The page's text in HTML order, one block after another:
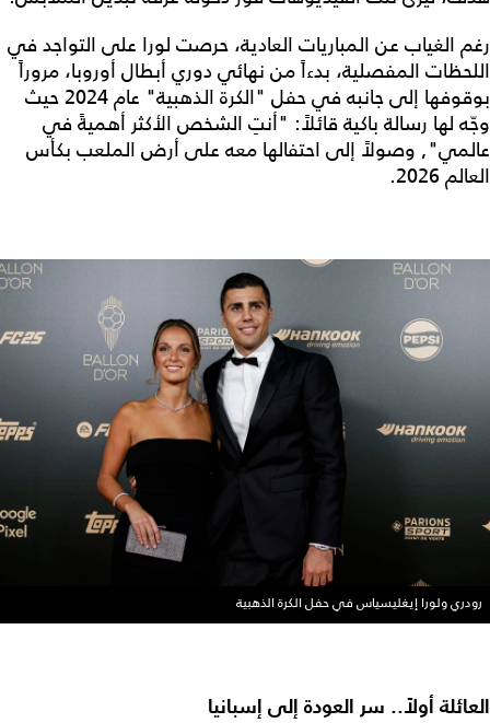
رغم الغياب عن المباريات العادية، حرصت لورا على التواجد في
اللحظات المفصلية، بدءاً من نهائي دوري أبطال أوروبا، مروراً
بوقوفها إلى جانبه في حفل "الكرة الذهبية" عام 2024 حيث
وجّه لها رسالة باكية قائلاً: "أنتِ الشخص الأكثر أهميةً في
عالمي", وصولاً إلى احتفالها معه على أرض الملعب بكأس
العالم 2026.
رودري ولورا إيغليسياس في حفل الكرة الذهبية
العائلة أولاً.. سر العودة إلى إسبانيا